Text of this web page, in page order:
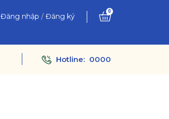
Đăng nhập / Đăng ký
0
Hotline: 0000